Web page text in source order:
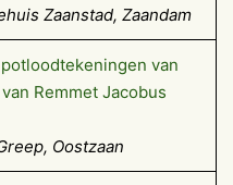
Zaanstad, Zaandam
van
Remmet Jacobus
Oostzaan